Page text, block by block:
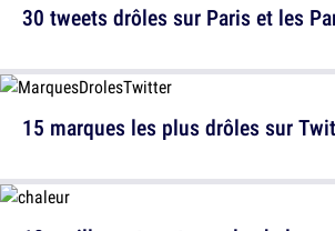
30 tweets drôles sur Paris et les
15 marques les plus drôles sur